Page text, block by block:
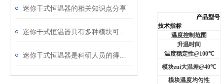
迷你干式恒温器的相关知识点分享
产品型号
技术指标
温度控制范围
升温时间
温度稳定性@100℃
模块zui大温差@40℃
模块温度均匀性